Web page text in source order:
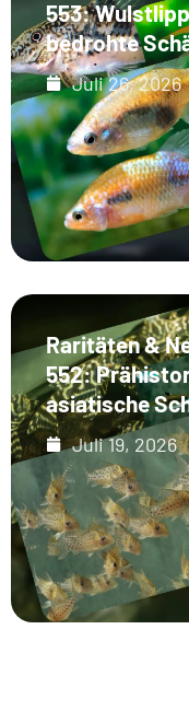
553:
bedrohte
Juli 26, 2026
Raritäten &
552:
asiatische
Juli 19, 2026